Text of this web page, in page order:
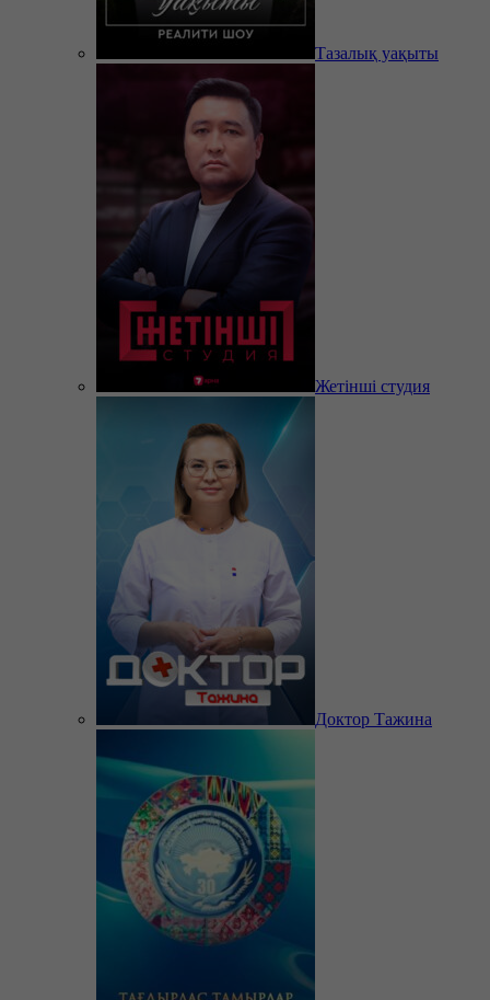
Тазалық уақыты
Жетінші студия
Доктор Тажина